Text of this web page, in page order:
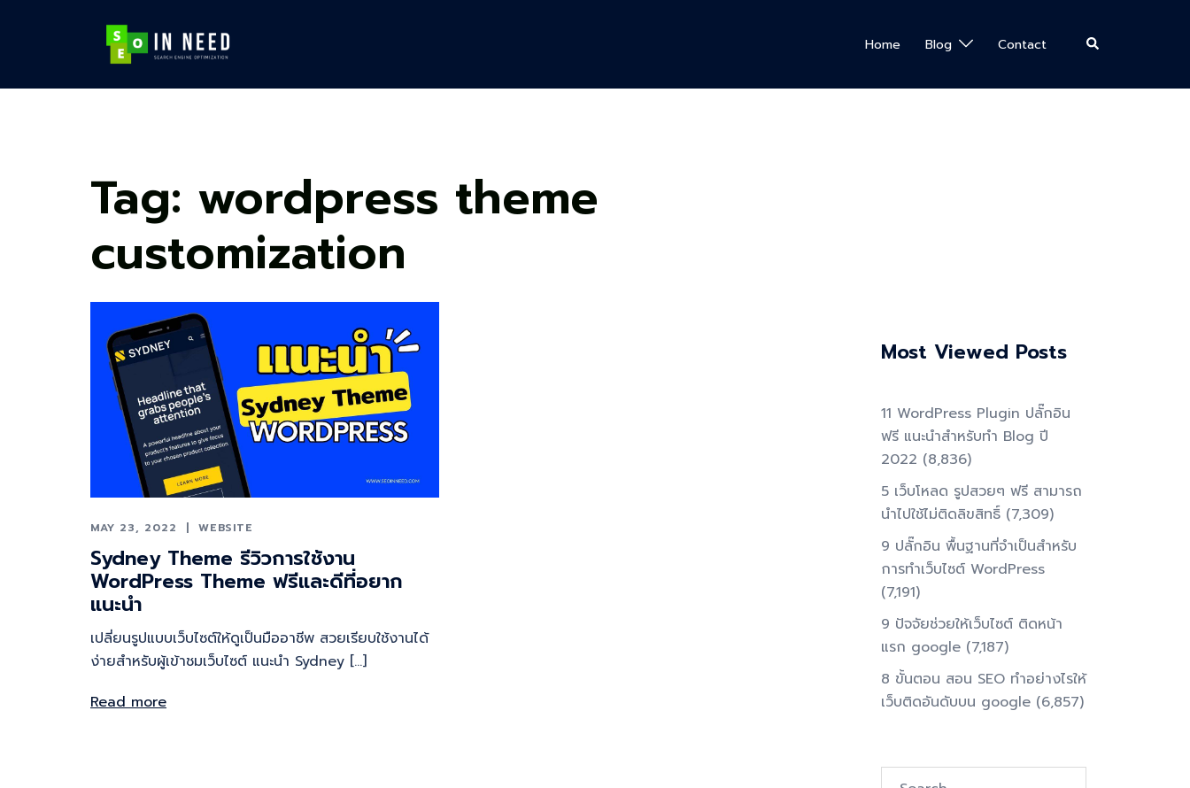
Home Blog Contact Search
Tag: wordpress theme
customization
MAY 23, 2022 WEBSITE
Sydney Theme รีวิวการใช้งาน
WordPress Theme ฟรีและดีที่อยาก
แนะนำ
เปลี่ยนรูปแบบเว็บไซต์ให้ดูเป็นมืออาชีพ สวยเรียบใช้งานได้
ง่ายสำหรับผู้เข้าชมเว็บไซต์ แนะนำ Sydney […]
Read more
Most Viewed Posts
11 WordPress Plugin ปลั๊กอิน
ฟรี แนะนำสำหรับทำ Blog ปี
2022 (8,836)
5 เว็บโหลด รูปสวยๆ ฟรี สามารถ
นำไปใช้ไม่ติดลิขสิทธิ์ (7,309)
9 ปลั๊กอิน พื้นฐานที่จำเป็นสำหรับ
การทําเว็บไซต์ WordPress
(7,191)
9 ปัจจัยช่วยให้เว็บไซต์ ติดหน้า
แรก google (7,187)
8 ขั้นตอน สอน SEO ทําอย่างไรให้
เว็บติดอันดับบน google (6,857)